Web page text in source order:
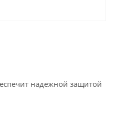
надежной защитой